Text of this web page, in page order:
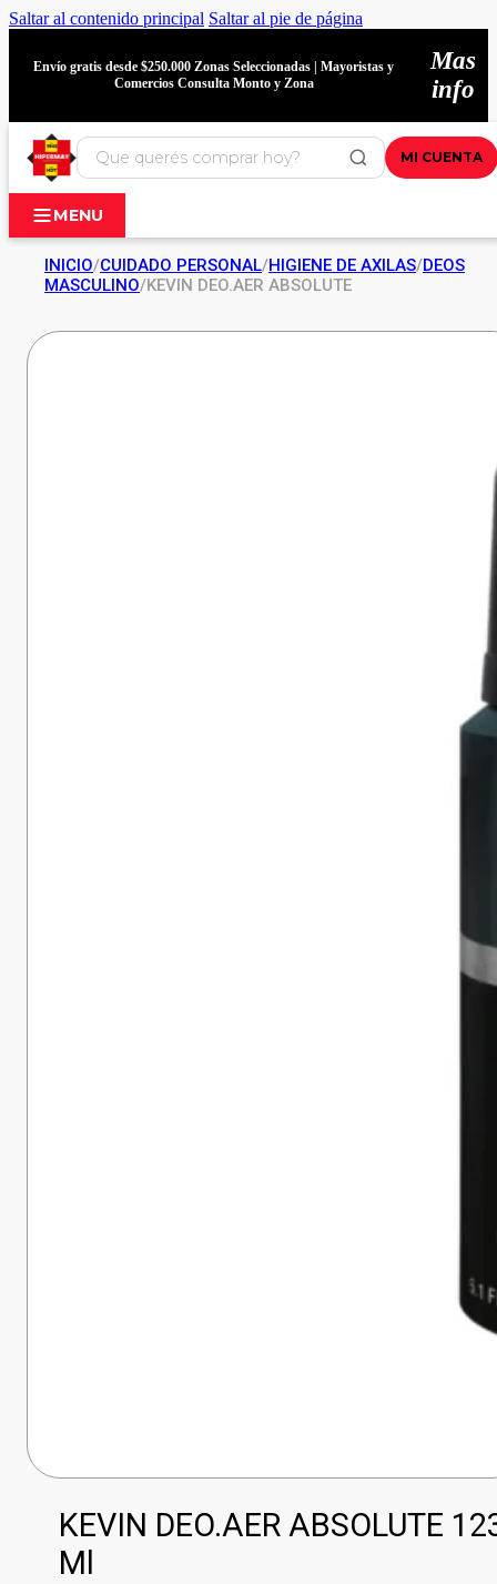
Saltar al contenido principal Saltar al pie de página
Envío gratis desde $250.000 Zonas Seleccionadas | Mayoristas y
Comercios Consulta Monto y Zona
Mas
info
MI CUENTA
MENU
INICIO/CUIDADO PERSONAL/HIGIENE DE AXILAS/DEOS
MASCULINO/KEVIN DEO.AER ABSOLUTE
KEVIN DEO.AER ABSOLUTE
Ml